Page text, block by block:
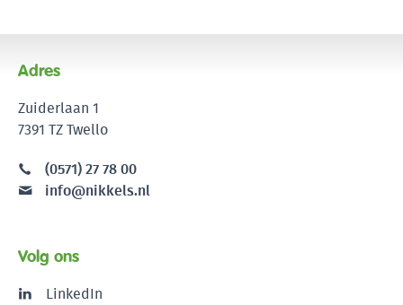
Adres
Zuiderlaan 1
7391 TZ Twello
(0571) 27 78 00
info@nikkels.nl
Volg ons
LinkedIn